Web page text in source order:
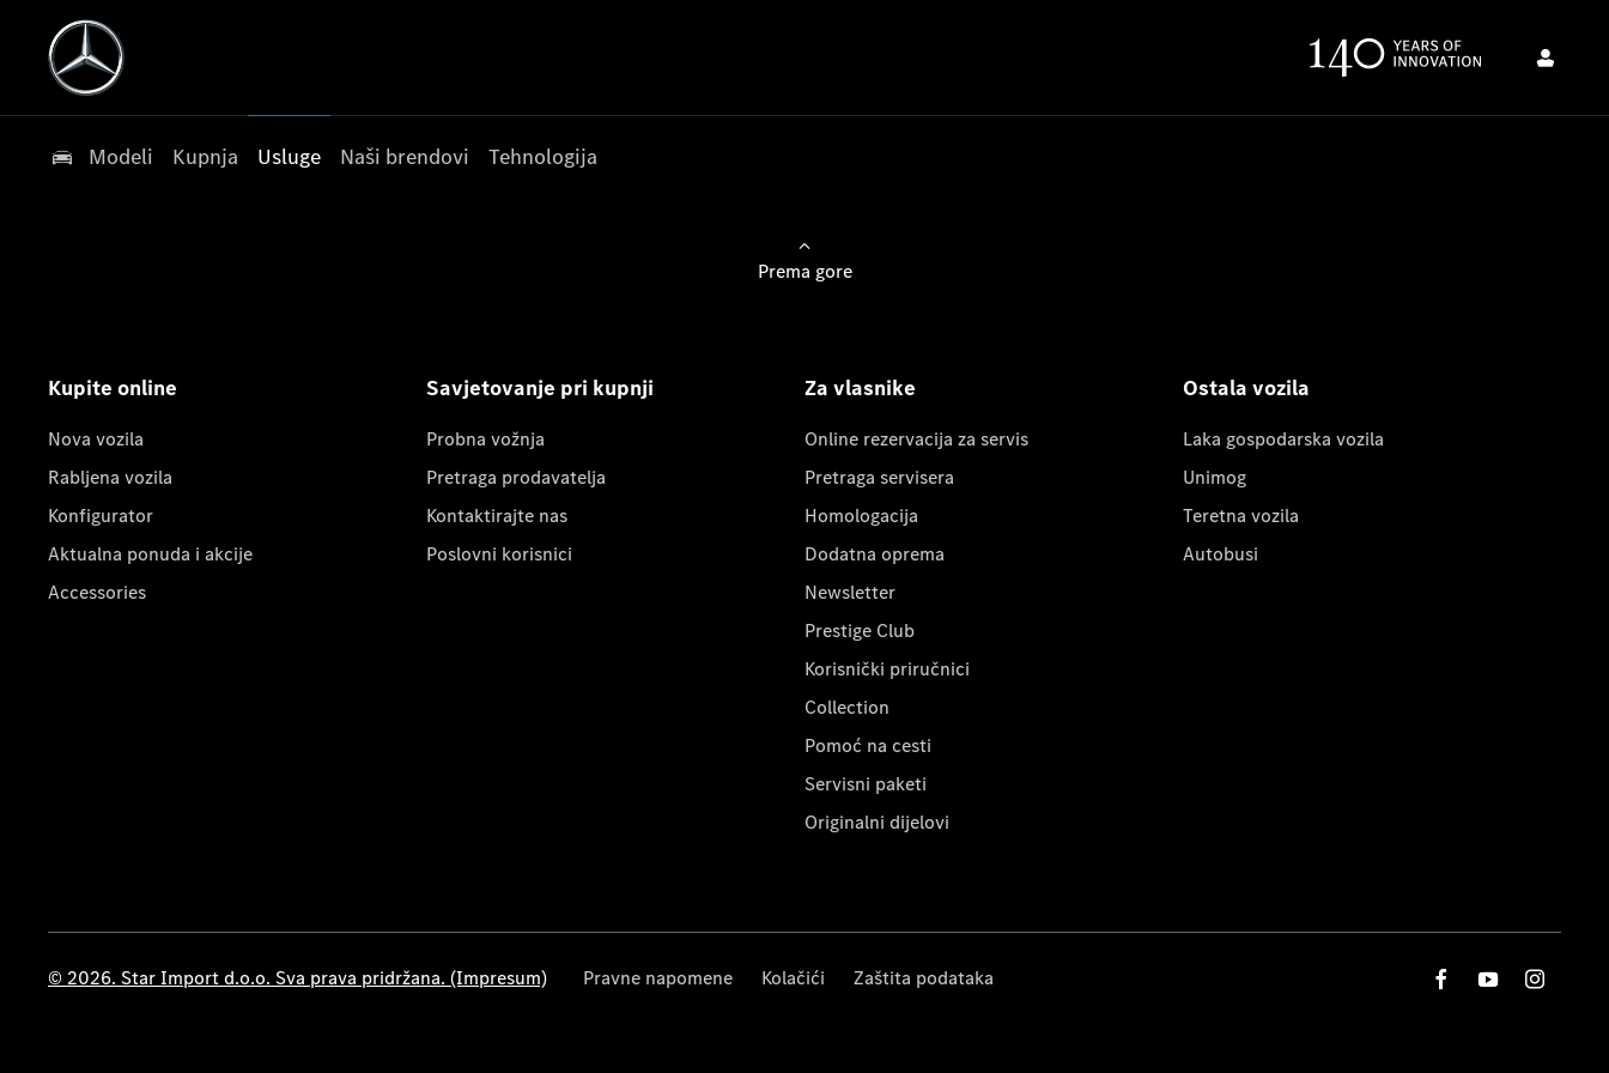
Modeli Kupnja Usluge Naši brendovi Tehnologija
Prema gore
Kupite online
Nova vozila
Rabljena vozila
Konfigurator
Aktualna ponuda i akcije
Accessories
Savjetovanje pri kupnji
Probna vožnja
Pretraga prodavatelja
Kontaktirajte nas
Poslovni korisnici
Za vlasnike
Online rezervacija za servis
Pretraga servisera
Homologacija
Dodatna oprema
Newsletter
Prestige Club
Korisnički priručnici
Collection
Pomoć na cesti
Servisni paketi
Originalni dijelovi
Ostala vozila
Laka gospodarska vozila
Unimog
Teretna vozila
Autobusi
© 2026. Star Import d.o.o. Sva prava pridržana. (Impresum) Pravne napomene Kolačići Zaštita podataka